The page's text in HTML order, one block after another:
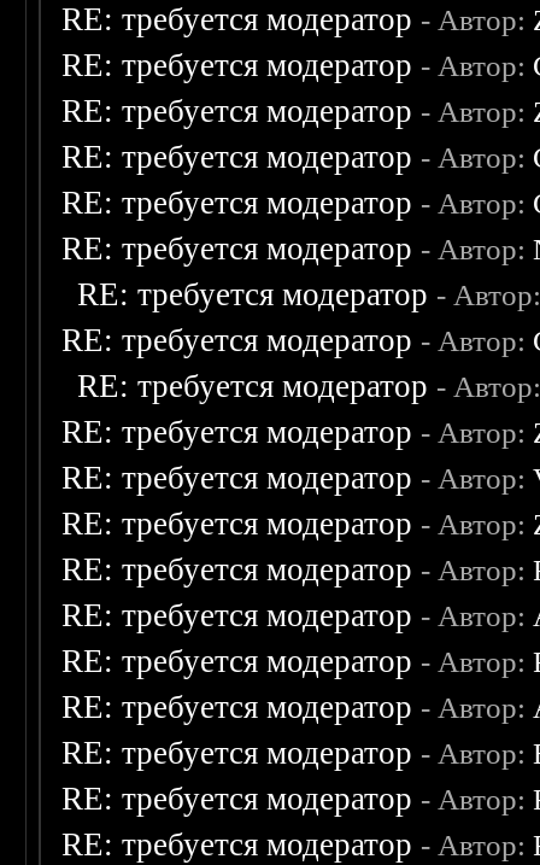
RE: требуется модератор - Автор:
RE: требуется модератор - Автор:
RE: требуется модератор - Автор:
RE: требуется модератор - Автор:
RE: требуется модератор - Автор:
RE: требуется модератор - Автор:
RE: требуется модератор -
RE: требуется модератор - Автор:
RE: требуется модератор -
RE: требуется модератор - Автор:
RE: требуется модератор - Автор:
RE: требуется модератор - Автор:
RE: требуется модератор - Автор:
RE: требуется модератор - Автор:
RE: требуется модератор - Автор:
RE: требуется модератор - Автор:
RE: требуется модератор - Автор:
RE: требуется модератор - Автор:
RE: требуется модератор - Автор: